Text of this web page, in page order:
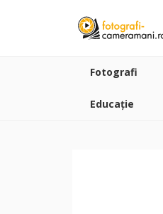
Fotografi
Educație